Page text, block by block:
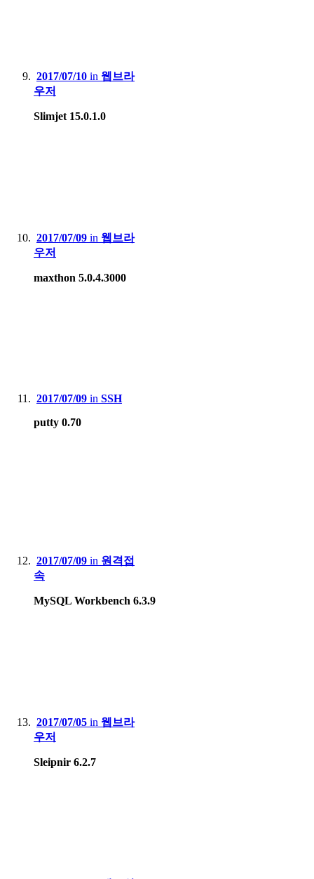
2017/07/10 in 웹브라
우저
Slimjet 15.0.1.0
2017/07/09 in 웹브라
우저
maxthon 5.0.4.3000
2017/07/09 in SSH
putty 0.70
2017/07/09 in 원격접
속
MySQL Workbench 6.3.9
2017/07/05 in 웹브라
우저
Sleipnir 6.2.7